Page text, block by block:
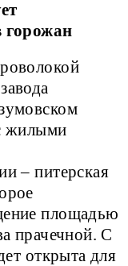
горожан
жилыми
– питерская
площадью
прачечной. С
открыта для